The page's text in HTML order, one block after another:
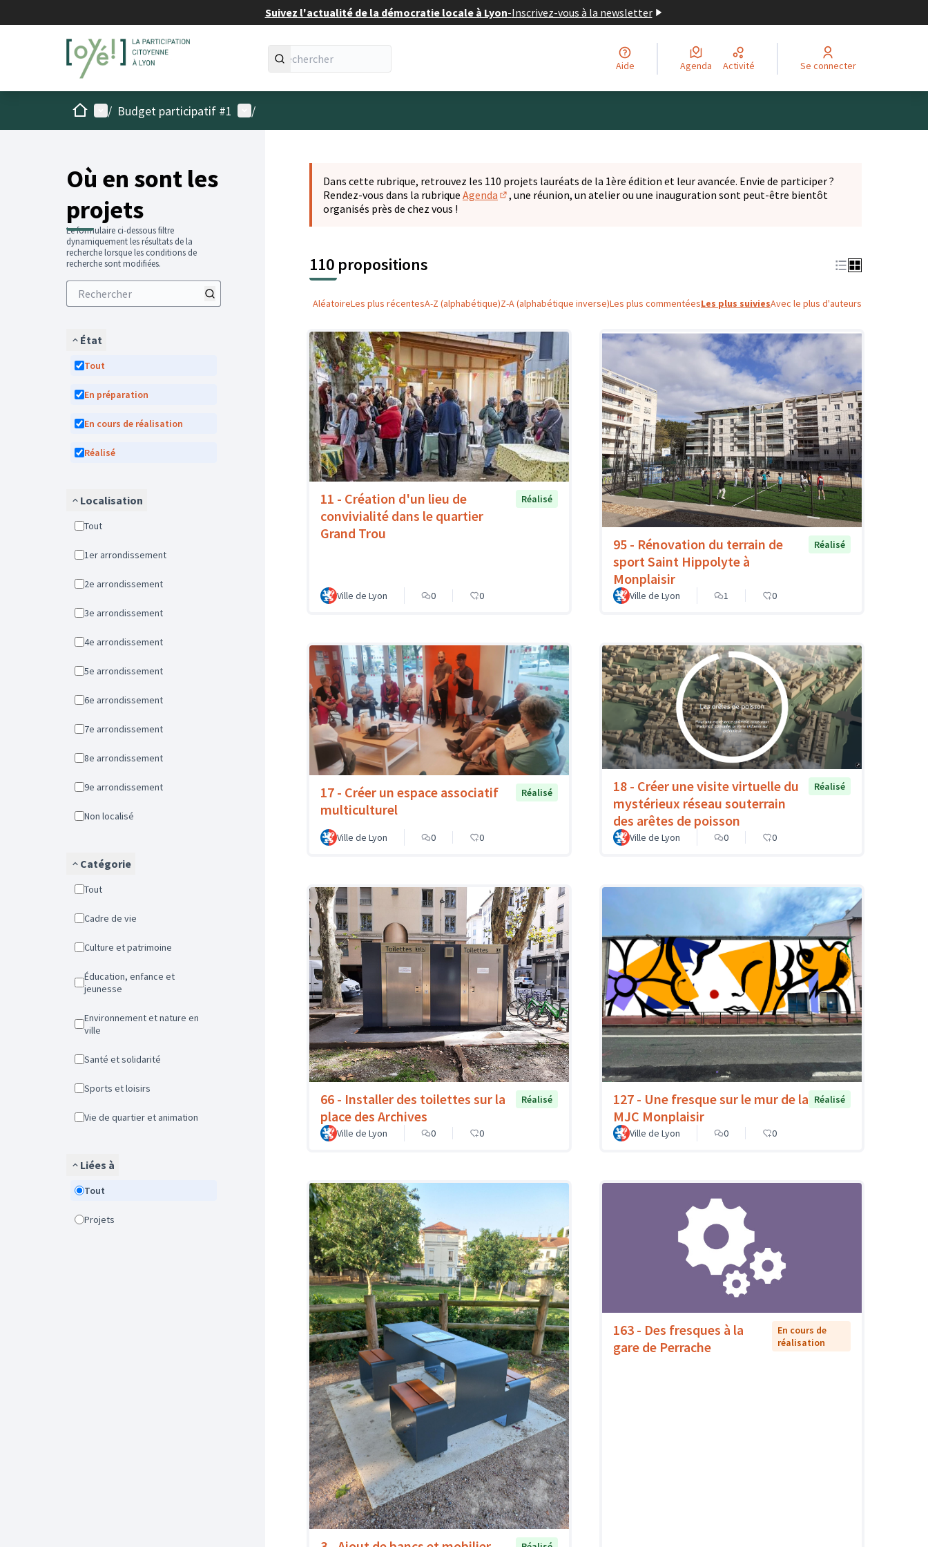
Suivez l'actualité de la démocratie locale à Lyon-Inscrivez-vous à la newsletter
Aide Agenda Activité Se connecter
AccueilMenu principal
/ Budget participatif #1 Menu utilisateur
/
Où en sont les
projets
Le formulaire ci-dessous filtre
dynamiquement les résultats de la
recherche lorsque les conditions de
recherche sont modifiées.
État
Tout
En préparation
En cours de réalisation
Réalisé
Localisation
Tout
1er arrondissement
2e arrondissement
3e arrondissement
4e arrondissement
5e arrondissement
6e arrondissement
7e arrondissement
8e arrondissement
9e arrondissement
Non localisé
Catégorie
Tout
Cadre de vie
Culture et patrimoine
Éducation, enfance et
jeunesse
Environnement et nature en
ville
Santé et solidarité
Sports et loisirs
Vie de quartier et animation
Liées à
Tout
Projets
Dans cette rubrique, retrouvez les 110 projets lauréats de la 1ère édition et leur avancée. Envie de participer ?
Rendez-vous dans la rubrique Agenda
(S'ouvre dans un nouvel onglet)
, une réunion, un atelier ou une inauguration sont peut-être bientôt
organisés près de chez vous !
110 propositions
AléatoireLes plus récentesA-Z (alphabétique)Z-A (alphabétique inverse)Les plus commentéesLes plus suiviesAvec le plus d'auteurs
11 - Création d'un lieu de
convivialité dans le quartier
Grand Trou
Réalisé
Ville de Lyon 0 0
95 - Rénovation du terrain de
sport Saint Hippolyte à
Monplaisir
Réalisé
Ville de Lyon 1 0
17 - Créer un espace associatif
multiculturel
Réalisé
Ville de Lyon 0 0
18 - Créer une visite virtuelle du
mystérieux réseau souterrain
des arêtes de poisson
Réalisé
Ville de Lyon 0 0
66 - Installer des toilettes sur la
place des Archives
Réalisé
Ville de Lyon 0 0
127 - Une fresque sur le mur de la
MJC Monplaisir
Réalisé
Ville de Lyon 0 0
163 - Des fresques à la
gare de Perrache
En cours de
réalisation